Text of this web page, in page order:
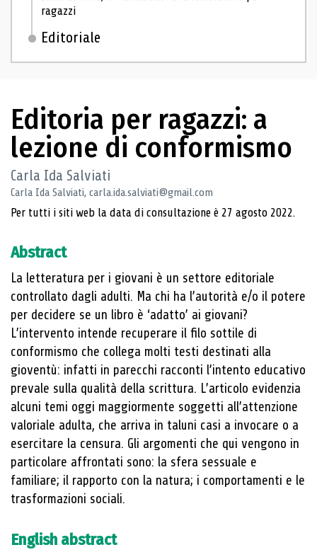
ragazzi
Editoriale
Editoria per ragazzi: a
lezione di conformismo
Carla Ida Salviati
Carla Ida Salviati, carla.ida.salviati@gmail.com
Per tutti i siti web la data di consultazione è 27 agosto 2022.
Abstract
La letteratura per i giovani è un settore editoriale
controllato dagli adulti. Ma chi ha l’autorità e/o il potere
per decidere se un libro è ‘adatto’ ai giovani?
L’intervento intende recuperare il filo sottile di
conformismo che collega molti testi destinati alla
gioventù: infatti in parecchi racconti l’intento educativo
prevale sulla qualità della scrittura. L’articolo evidenzia
alcuni temi oggi maggiormente soggetti all’attenzione
valoriale adulta, che arriva in taluni casi a invocare o a
esercitare la censura. Gli argomenti che qui vengono in
particolare affrontati sono: la sfera sessuale e
familiare; il rapporto con la natura; i comportamenti e le
trasformazioni sociali.
English abstract